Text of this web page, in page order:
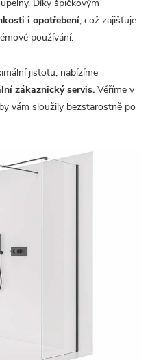
Díky špičkovým
i opotřebení, což zajišťuje
používání.
jistotu, nabízíme
zákaznický servis. Věříme v
vám sloužily bezstarostně po